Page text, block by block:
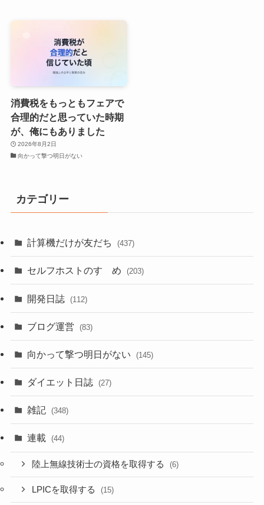
消費税をもっともフェアで
合理的だと思っていた時期
が、俺にもありました
2026年8月2日
向かって撃つ明日がない
カテゴリー
計算機だけが友だち (437)
セルフホストのすゝめ (203)
開発日誌 (112)
ブログ運営 (83)
向かって撃つ明日がない (145)
ダイエット日誌 (27)
雑記 (348)
連載 (44)
陸上無線技術士の資格を取得する (6)
LPICを取得する (15)